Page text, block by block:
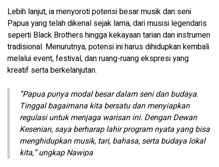
Lebih lanjut, ia menyoroti potensi besar musik dan seni
Papua yang telah dikenal sejak lama, dari musisi legendaris
seperti Black Brothers hingga kekayaan tarian dan instrumen
tradisional. Menurutnya, potensi ini harus dihidupkan kembali
melalui event, festival, dan ruang-ruang ekspresi yang
kreatif serta berkelanjutan.
“Papua punya modal besar dalam seni dan budaya.
Tinggal bagaimana kita bersatu dan menyiapkan
regulasi untuk menjaga warisan ini. Dengan Dewan
Kesenian, saya berharap lahir program nyata yang bisa
menghidupkan musik, tari, bahasa, serta budaya lokal
kita,” ungkap Nawipa